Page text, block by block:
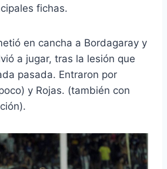
fichas.
en cancha a Bordagaray y
a jugar, tras la lesión que
pasada. Entraron por
y Rojas. (también con